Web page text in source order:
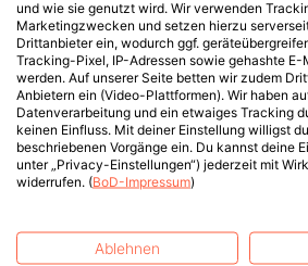
und wie sie genutzt wird. Wir verwenden
Marketingzwecken und setzen hierzu
Drittanbieter ein, wodurch ggf.
Tracking-Pixel, IP-Adressen sowie gehashte
werden. Auf unserer Seite betten wir zudem
Anbietern ein (Video-Plattformen). Wir haben
Datenverarbeitung und ein etwaiges Tracking
keinen Einfluss. Mit deiner Einstellung willigst
beschriebenen Vorgänge ein. Du kannst deine
unter „Privacy-Einstellungen“) jederzeit mit
widerrufen. (BoD-Impressum)
Ablehnen